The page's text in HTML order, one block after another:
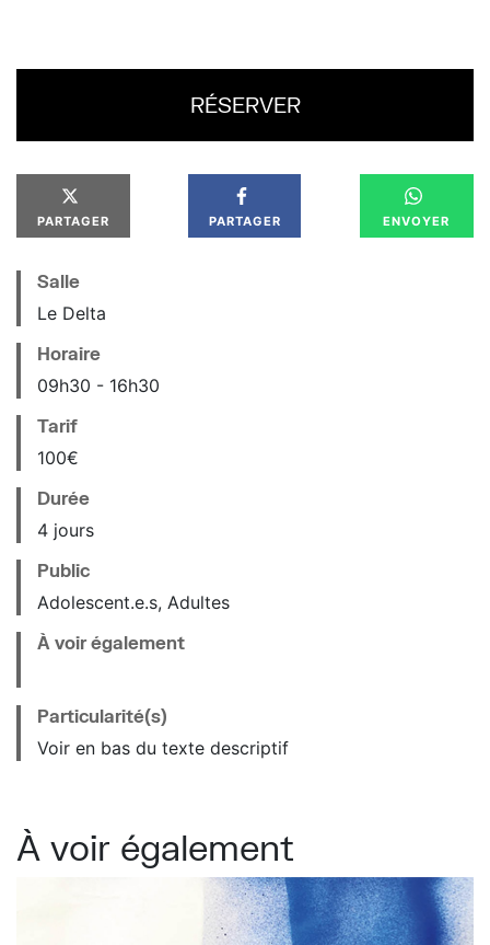
RÉSERVER
PARTAGER PARTAGER ENVOYER
Salle
Le Delta
Horaire
09h30 16h30
Tarif
100€
Durée
4 jours
Public
Adolescent.e.s, Adultes
À voir également
Particularité(s)
Voir en bas du texte descriptif
À voir également